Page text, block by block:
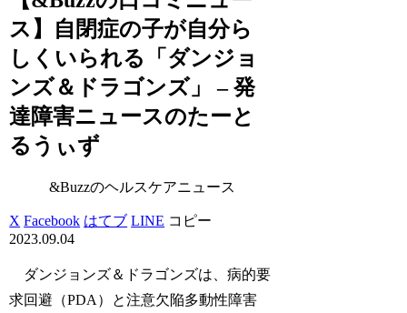
ス】自閉症の子が自分ら
しくいられる「ダンジョ
ンズ＆ドラゴンズ」 – 発
達障害ニュースのたーと
るうぃず
&Buzzのヘルスケアニュース
X Facebook はてブ LINE コピー
2023.09.04
ダンジョンズ＆ドラゴンズは、病的要
求回避（PDA）と注意欠陥多動性障害